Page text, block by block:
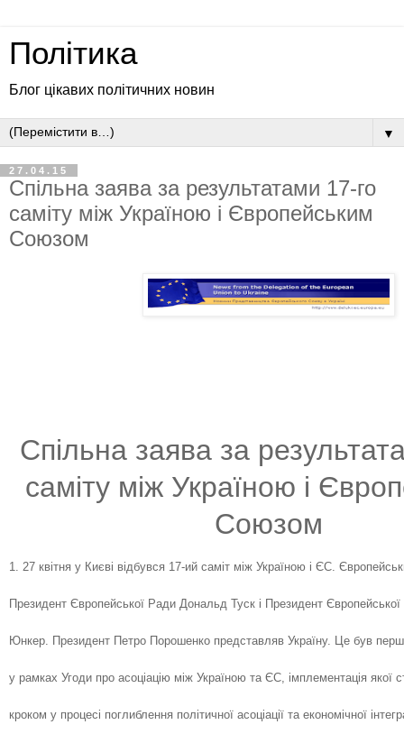
Політика
Блог цікавих політичних новин
▼
27.04.15
Спільна заява за результатами 17-го
cаміту між Україною і Європейським
Союзом
Спільна заява за
cаміту між Україною і
Союзом
1. 27 квітня у Києві відбувся 17-ий саміт між Україною і ЄС.
Президент Європейської Ради Дональд Туск і Президент
Юнкер. Президент Петро Порошенко представляв Україну. Це був
у рамках Угоди про асоціацію між Україною та ЄС, імплементація якої
кроком у процесі поглиблення політичної асоціації та економічної